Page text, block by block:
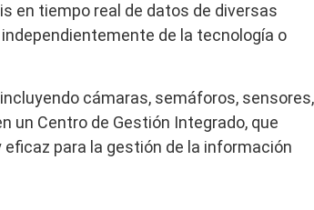
en tiempo real de datos de diversas
de la tecnología o
cámaras, semáforos, sensores,
un Centro de Gestión Integrado, que
para la gestión de la información